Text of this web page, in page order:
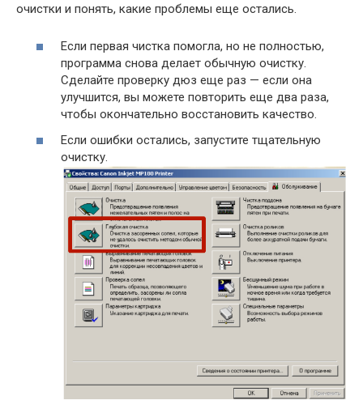
очистки и понять, какие проблемы еще остались.
Если первая чистка помогла, но не полностью,
программа снова делает обычную очистку.
Сделайте проверку дюз еще раз — если она
улучшится, вы можете повторить еще два раза,
чтобы окончательно восстановить качество.
Если ошибки остались, запустите тщательную
очистку.